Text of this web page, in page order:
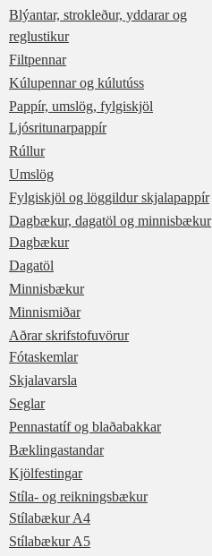
Blýantar, strokleður, yddarar og
reglustikur
Filtpennar
Kúlupennar og kúlutúss
Pappír, umslög, fylgiskjöl
Ljósritunarpappír
Rúllur
Umslög
Fylgiskjöl og löggildur skjalapappír
Dagbækur, dagatöl og minnisbækur
Dagbækur
Dagatöl
Minnisbækur
Minnismiðar
Aðrar skrifstofuvörur
Fótaskemlar
Skjalavarsla
Seglar
Pennastatíf og blaðabakkar
Bæklingastandar
Kjölfestingar
Stíla- og reikningsbækur
Stílabækur A4
Stílabækur A5